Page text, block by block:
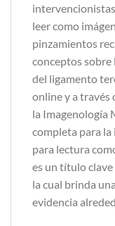
leer como
pinzamientos
conceptos sobre
del ligamento
online y a través
la Imagenología
completa para
para lectura
es un título clave
la cual brinda
evidencia